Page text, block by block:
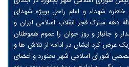
شهداء و امام راحل بویژه شهدای
دهه مبارک فجر انقلاب اسلامی ایران و
و جانباز و روز جوان را عموم هموطنان
عرض کرد ایشان در ادامه از تلاش ها و
شورای اسلامی شهر بجنورد و اعضای